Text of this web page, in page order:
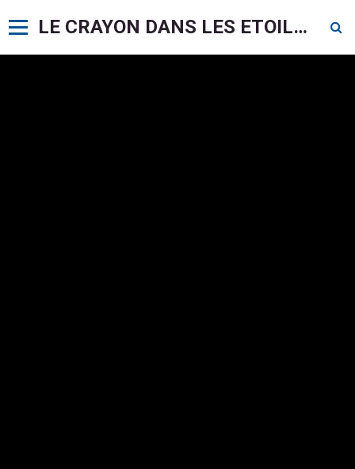
LE CRAYON DANS LES ETOILES